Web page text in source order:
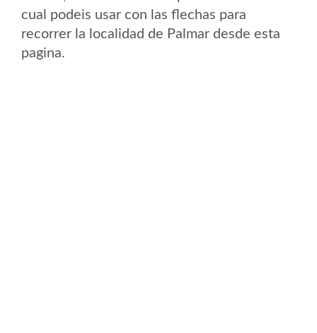
cual podeis usar con las flechas para
recorrer la localidad de Palmar desde esta
pagina.